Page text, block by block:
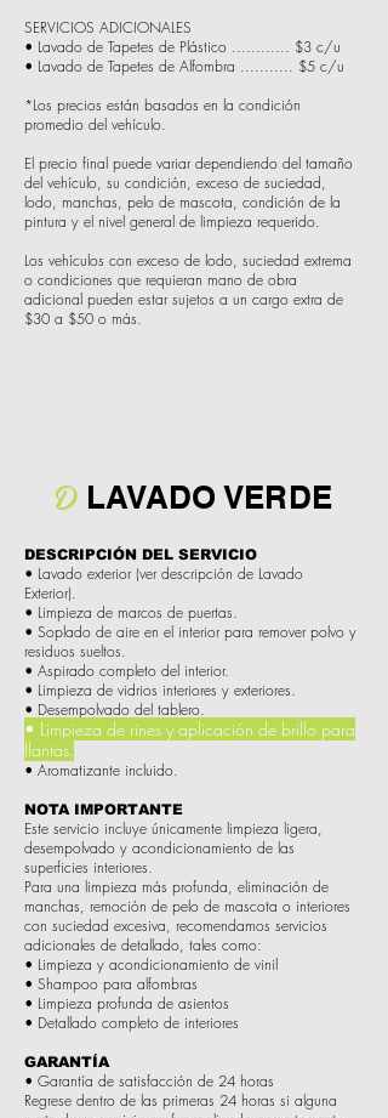
SERVICIOS ADICIONALES
• Lavado de Tapetes de Plástico ............ $3 c/u
• Lavado de Tapetes de Alfombra ........... $5 c/u
*Los precios están basados en la condición
promedio del vehículo.
El precio final puede variar dependiendo del tamaño
del vehículo, su condición, exceso de suciedad,
lodo, manchas, pelo de mascota, condición de la
pintura y el nivel general de limpieza requerido.
Los vehículos con exceso de lodo, suciedad extrema
o condiciones que requieran mano de obra
adicional pueden estar sujetos a un cargo extra de
$30 a $50 o más.
D LAVADO VERDE
DESCRIPCIÓN DEL SERVICIO
• Lavado exterior (ver descripción de Lavado
Exterior).
• Limpieza de marcos de puertas.
• Soplado de aire en el interior para remover polvo y
residuos sueltos.
• Aspirado completo del interior.
• Limpieza de vidrios interiores y exteriores.
• Desempolvado del tablero.
• Limpieza de rines y aplicación de brillo para
llantas.
• Aromatizante incluido.
NOTA IMPORTANTE
Este servicio incluye únicamente limpieza ligera,
desempolvado y acondicionamiento de las
superficies interiores.
Para una limpieza más profunda, eliminación de
manchas, remoción de pelo de mascota o interiores
con suciedad excesiva, recomendamos servicios
adicionales de detallado, tales como:
• Limpieza y acondicionamiento de vinil
• Shampoo para alfombras
• Limpieza profunda de asientos
• Detallado completo de interiores
GARANTÍA
• Garantía de satisfacción de 24 horas
Regrese dentro de las primeras 24 horas si alguna